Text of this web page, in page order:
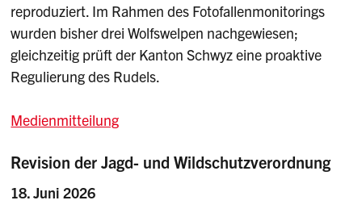
reproduziert. Im Rahmen des Fotofallenmonitorings
wurden bisher drei Wolfswelpen nachgewiesen;
gleichzeitig prüft der Kanton Schwyz eine proaktive
Regulierung des Rudels.
Medienmitteilung
Revision der Jagd- und Wildschutzverordnung
18. Juni 2026